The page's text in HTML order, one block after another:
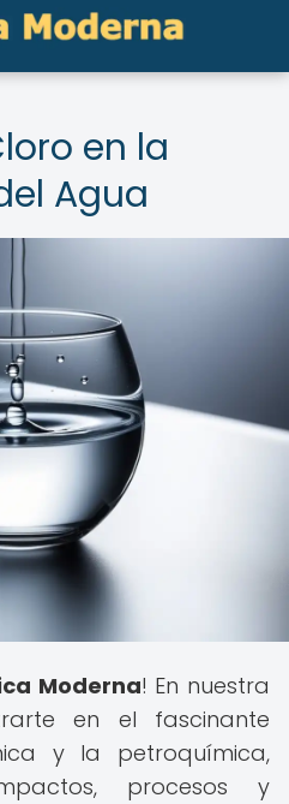
en la
Agua
Moderna! En nuestra
en el fascinante
y la petroquímica,
procesos y